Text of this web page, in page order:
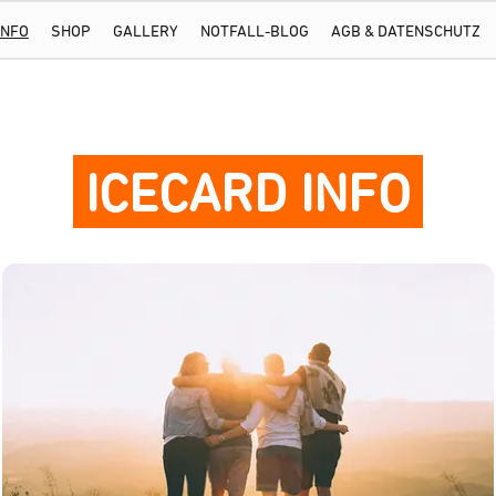
SHOP GALLERY NOTFALL-BLOG AGB & DATENSCHUTZ
ICECARD INFO